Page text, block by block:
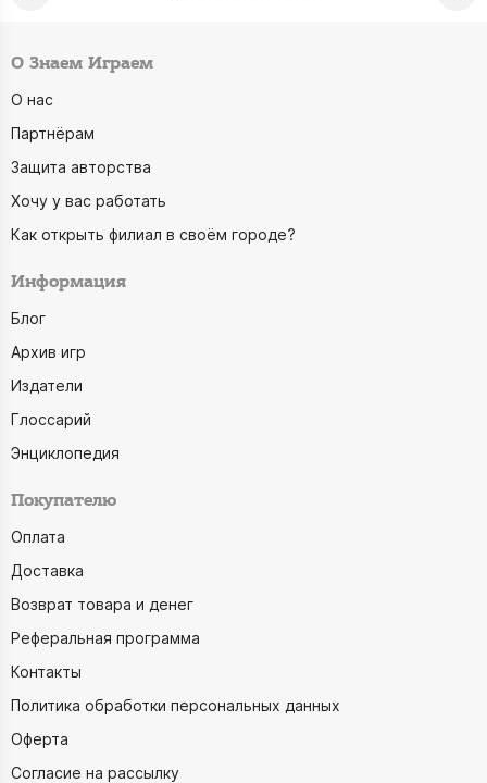
О Знаем Играем
О нас
Партнёрам
Защита авторства
Хочу у вас работать
Как открыть филиал в своём городе?
Информация
Блог
Архив игр
Издатели
Глоссарий
Энциклопедия
Покупателю
Оплата
Доставка
Возврат товара и денег
Реферальная программа
Контакты
Политика обработки персональных данных
Оферта
Согласие на рассылку